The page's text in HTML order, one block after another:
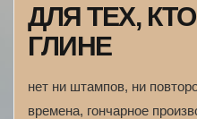
ДЛЯ ТЕХ,
ГЛИНЕ
нет ни штампов, ни
времена, гончарное